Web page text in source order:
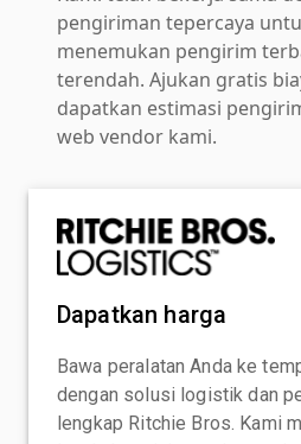
pengiriman tepercaya
menemukan pengirim
terendah. Ajukan gratis
dapatkan estimasi
web vendor kami.
Dapatkan harga
Bawa peralatan Anda ke
dengan solusi logistik dan
lengkap Ritchie Bros. Kami